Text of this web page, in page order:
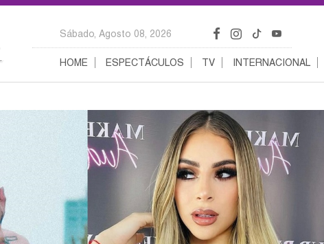
Sábado, Agosto 08, 2026
HOME ESPECTÁCULOS TV INTERNACIONAL